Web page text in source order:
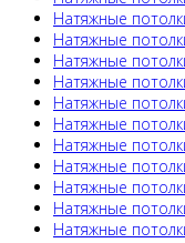
Натяжные
Натяжные
Натяжные
Натяжные
Натяжные
Натяжные
Натяжные
Натяжные
Натяжные
Натяжные
Натяжные